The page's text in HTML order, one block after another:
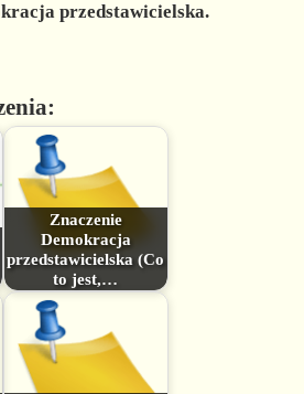
przedstawicielska.
Znaczenie
Demokracja
przedstawicielska (Co
to jest,…